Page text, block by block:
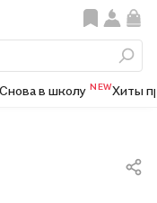
Снова в школу NEWХиты